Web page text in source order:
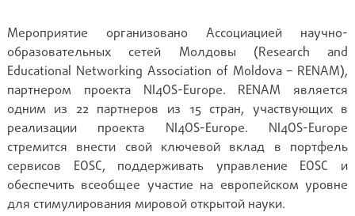
Мероприятие организовано Ассоциацией научно-
образовательных сетей Молдовы (Research and
Educational Networking Association of Moldova – RENAM),
партнером проекта NI4OS-Europe. RENAM является
одним из 22 партнеров из 15 стран, участвующих в
реализации проекта NI4OS-Europe. NI4OS-Europe
стремится внести свой ключевой вклад в портфель
сервисов EOSC, поддерживать управление EOSC и
обеспечить всеобщее участие на европейском уровне
для стимулирования мировой открытой науки.